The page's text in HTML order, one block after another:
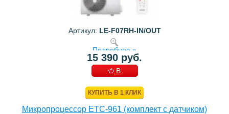
Артикул: LE-F07RH-IN/OUT
Подробнее »
15 390 руб.
В
КУПИТЬ В 1 КЛИК
Микропроцессор ETC-961 (комплект c датчиком)